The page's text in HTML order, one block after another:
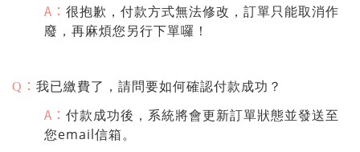
A： 很抱歉，付款方式無法修改，訂單只能取消作
廢，再麻煩您另行下單囉！
Q ： 我已繳費了，請問要如何確認付款成功？
A： 付款成功後，系統將會更新訂單狀態並發送至
您email信箱。